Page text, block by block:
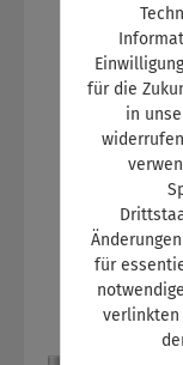
für die
in
für
verlinkten